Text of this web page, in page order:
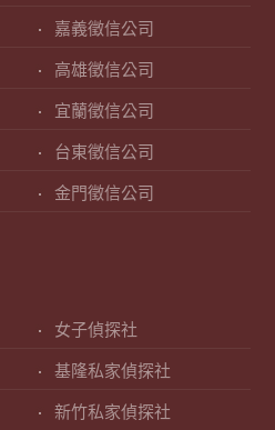
嘉義徵信公司
高雄徵信公司
宜蘭徵信公司
台東徵信公司
金門徵信公司
女子偵探社
基隆私家偵探社
新竹私家偵探社